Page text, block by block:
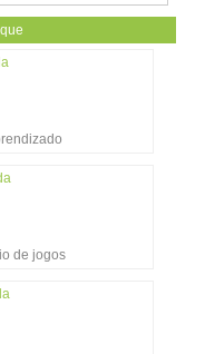
de jogos